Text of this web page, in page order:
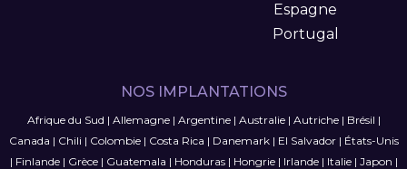
Espagne
Portugal
NOS IMPLANTATIONS
Afrique du Sud | Allemagne| Argentine| Australie| Autriche| Brésil |
Canada | Chili | Colombie| Costa Rica | Danemark| El Salvador| États-Unis
| Finlande| Grèce| Guatemala | Honduras| Hongrie| Irlande| Italie| Japon |